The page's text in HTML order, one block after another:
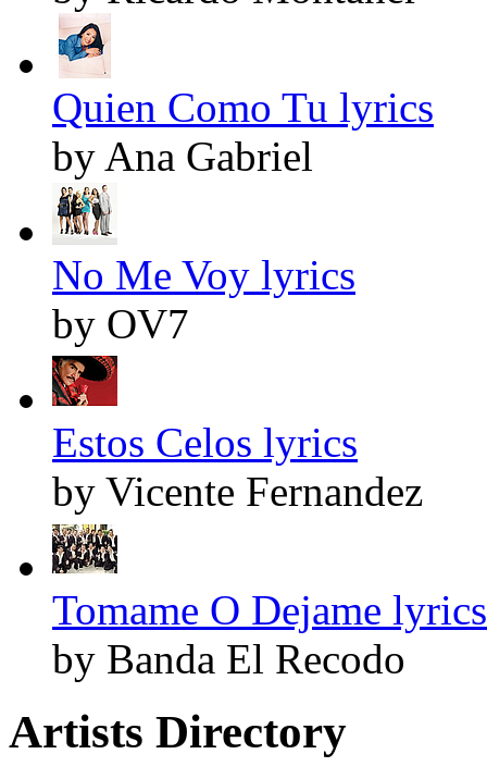
Quien Como Tu lyrics
by Ana Gabriel
No Me Voy lyrics
by OV7
Estos Celos lyrics
by Vicente Fernandez
Tomame O Dejame lyrics
by Banda El Recodo
Artists Directory